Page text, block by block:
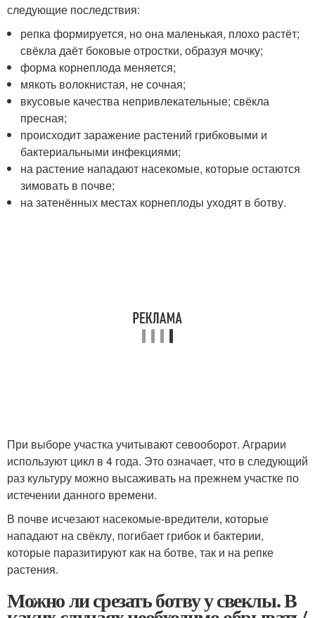
следующие последствия:
репка формируется, но она маленькая, плохо растёт;
свёкла даёт боковые отростки, образуя мочку;
форма корнеплода меняется;
мякоть волокнистая, не сочная;
вкусовые качества непривлекательные; свёкла
пресная;
происходит заражение растений грибковыми и
бактериальными инфекциями;
на растение нападают насекомые, которые остаются
зимовать в почве;
на затенённых местах корнеплоды уходят в ботву.
При выборе участка учитывают севооборот. Аграрии
используют цикл в 4 года. Это означает, что в следующий
раз культуру можно высаживать на прежнем участке по
истечении данного времени.
В почве исчезают насекомые-вредители, которые
нападают на свёклу, погибает грибок и бактерии,
которые паразитируют как на ботве, так и на репке
растения.
Можно ли срезать ботву у свеклы. В